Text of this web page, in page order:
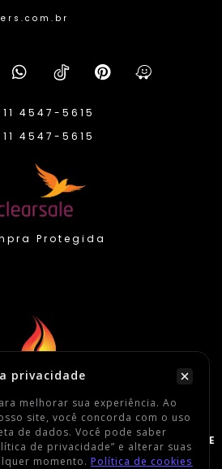
privacidade
melhorar sua experiência. Ao
site, você concorda com o uso
de dados. Você pode saber
de privacidade” e alterar suas
momento. Política de cookies
11 4547-5615
11 4547-5615
Protegida
Sneakers
Reservados
CALCADOS, VESTUARIOS E
ESPORTIVOS LTDA